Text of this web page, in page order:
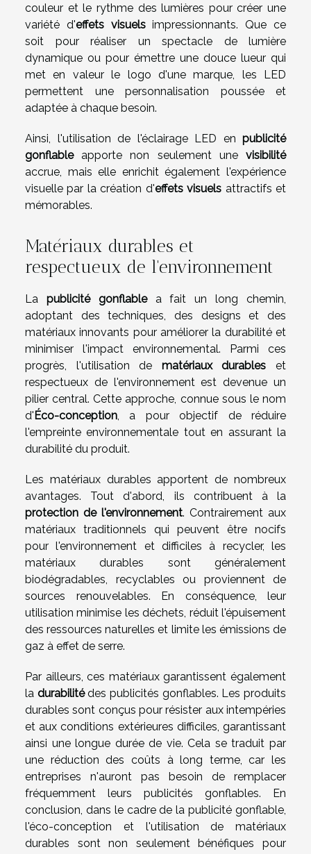
couleur et le rythme des lumières pour créer une
variété d'effets visuelsimpressionnants. Que ce
soit pour réaliser un spectacle de lumière
dynamique ou pour émettre une douce lueur qui
met en valeur le logo d'une marque, les LED
permettent une personnalisation poussée et
adaptée à chaque besoin.
Ainsi, l'utilisation de l'éclairage LED en publicité
gonflableapporte non seulement une visibilité
accrue, mais elle enrichit également l'expérience
visuelle par la création d'effets visuels attractifs et
mémorables.
Matériaux durables et
respectueux de l'environnement
La publicité gonflablea fait un long chemin,
adoptant des techniques, des designs et des
matériaux innovants pour améliorer la durabilité et
minimiser l'impact environnemental. Parmi ces
progrès, l'utilisation de matériaux durables et
respectueux de l'environnement est devenue un
pilier central. Cette approche, connue sous le nom
d' Éco-conception, a pour objectif de réduire
l'empreinte environnementale tout en assurant la
durabilité du produit.
Les matériaux durables apportent de nombreux
avantages. Tout d'abord, ils contribuent à la
protection de l'environnement. Contrairement aux
matériaux traditionnels qui peuvent être nocifs
pour l'environnement et difficiles à recycler, les
matériaux durables sont généralement
biodégradables, recyclables ou proviennent de
sources renouvelables. En conséquence, leur
utilisation minimise les déchets, réduit l'épuisement
des ressources naturelles et limite les émissions de
gaz à effet de serre.
Par ailleurs, ces matériaux garantissent également
la durabilitédes publicités gonflables. Les produits
durables sont conçus pour résister aux intempéries
et aux conditions extérieures difficiles, garantissant
ainsi une longue durée de vie. Cela se traduit par
une réduction des coûts à long terme, car les
entreprises n'auront pas besoin de remplacer
fréquemment leurs publicités gonflables. En
conclusion, dans le cadre de la publicité gonflable,
l'éco-conception et l'utilisation de matériaux
durables sont non seulement bénéfiques pour